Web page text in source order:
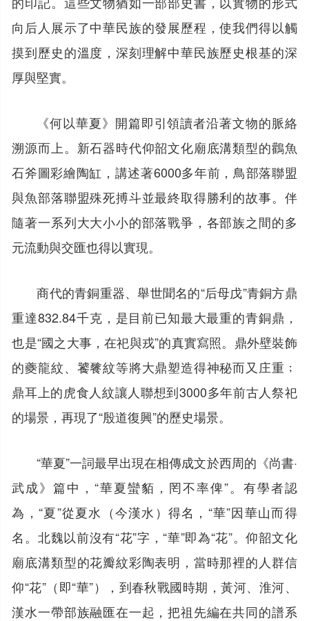
向后人展示了中華民族的發展歷程，使我們得以觸
摸到歷史的溫度，深刻理解中華民族歷史根基的深
厚與堅實。
《何以華夏》開篇即引領讀者沿著文物的脈絡
溯源而上。新石器時代仰韶文化廟底溝類型的鸛魚
石斧圖彩繪陶缸，講述著6000多年前，鳥部落聯盟
與魚部落聯盟殊死搏斗並最終取得勝利的故事。伴
隨著一系列大大小小的部落戰爭，各部族之間的多
元流動與交匯也得以實現。
商代的青銅重器、舉世聞名的“后母戊”青銅方鼎
重達832.84千克，是目前已知最大最重的青銅鼎，
也是“國之大事，在祀與戎”的真實寫照。鼎外壁裝飾
的夔龍紋、饕餮紋等將大鼎塑造得神秘而又庄重﹔
鼎耳上的虎食人紋讓人聯想到3000多年前古人祭祀
的場景，再現了“殷道復興”的歷史場景。
“華夏”一詞最早出現在相傳成文於西周的《尚書·
武成》篇中，“華夏蠻貊，罔不率俾”。有學者認
為，“夏”從夏水（今漢水）得名，“華”因華山而得
名。北魏以前沒有“花”字，“華”即為“花”。仰韶文化
廟底溝類型的花瓣紋彩陶表明，當時那裡的人群信
仰“花”（即“華”），到春秋戰國時期，黃河、淮河、
漢水一帶部族融匯在一起，把祖先編在共同的譜系